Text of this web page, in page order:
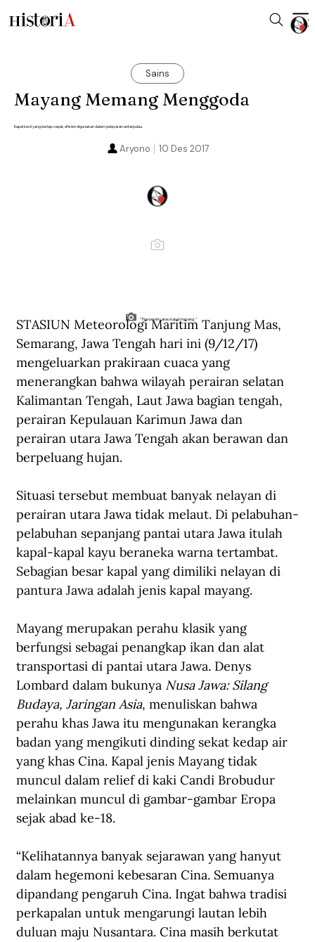
Sains
Mayang Memang Menggoda
Kapal kecil yang berlaju cepat, efisien digunakan dalam pelayaran antarpulau.
10 Des 2017
Aryono
"Tipe perahu atau kapal mayang. "
STASIUN Meteorologi Maritim Tanjung Mas,
Semarang, Jawa Tengah hari ini (9/12/17)
mengeluarkan prakiraan cuaca yang
menerangkan bahwa wilayah perairan selatan
Kalimantan Tengah, Laut Jawa bagian tengah,
perairan Kepulauan Karimun Jawa dan
perairan utara Jawa Tengah akan berawan dan
berpeluang hujan.
Situasi tersebut membuat banyak nelayan di
perairan utara Jawa tidak melaut. Di pelabuhan-
pelabuhan sepanjang pantai utara Jawa itulah
kapal-kapal kayu beraneka warna tertambat.
Sebagian besar kapal yang dimiliki nelayan di
pantura Jawa adalah jenis kapal mayang.
Mayang merupakan perahu klasik yang
berfungsi sebagai penangkap ikan dan alat
transportasi di pantai utara Jawa. Denys
Lombard dalam bukunya Nusa Jawa: Silang
Budaya, Jaringan Asia, menuliskan bahwa
perahu khas Jawa itu mengunakan kerangka
badan yang mengikuti dinding sekat kedap air
yang khas Cina. Kapal jenis Mayang tidak
muncul dalam relief di kaki Candi Brobudur
melainkan muncul di gambar-gambar Eropa
sejak abad ke-18.
“Kelihatannya banyak sejarawan yang hanyut
dalam hegemoni kebesaran Cina. Semuanya
dipandang pengaruh Cina. Ingat bahwa tradisi
perkapalan untuk mengarungi lautan lebih
duluan maju Nusantara. Cina masih berkutat